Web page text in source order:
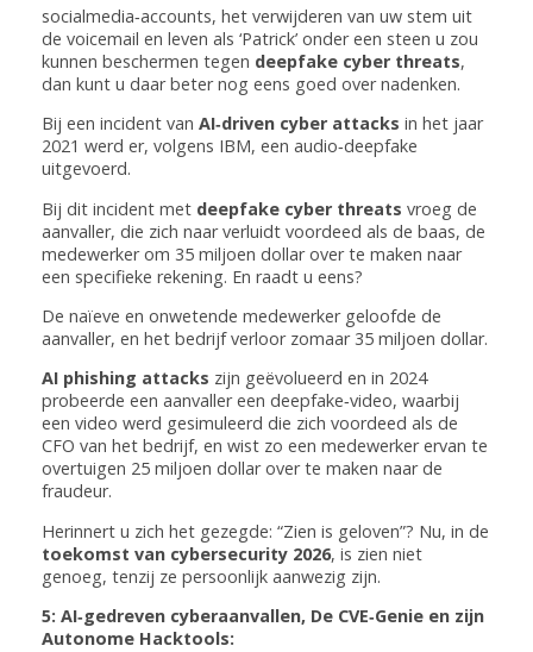
socialmedia‑accounts, het verwijderen van uw stem uit
de voicemail en leven als ‘Patrick’ onder een steen u zou
kunnen beschermen tegen deepfake cyber threats,
dan kunt u daar beter nog eens goed over nadenken.
Bij een incident van AI‑driven cyber attacks in het jaar
2021 werd er, volgens IBM, een audio‑deepfake
uitgevoerd.
Bij dit incident met deepfake cyber threats vroeg de
aanvaller, die zich naar verluidt voordeed als de baas, de
medewerker om 35 miljoen dollar over te maken naar
een specifieke rekening. En raadt u eens?
De naïeve en onwetende medewerker geloofde de
aanvaller, en het bedrijf verloor zomaar 35 miljoen dollar.
AI phishing attacks zijn geëvolueerd en in 2024
probeerde een aanvaller een deepfake‑video, waarbij
een video werd gesimuleerd die zich voordeed als de
CFO van het bedrijf, en wist zo een medewerker ervan te
overtuigen 25 miljoen dollar over te maken naar de
fraudeur.
Herinnert u zich het gezegde: “Zien is geloven”? Nu, in de
toekomst van cybersecurity 2026, is zien niet
genoeg, tenzij ze persoonlijk aanwezig zijn.
5: AI‑gedreven cyberaanvallen, De CVE‑Genie en zijn
Autonome Hacktools: